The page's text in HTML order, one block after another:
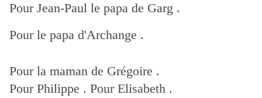
Pour Jean-Paul le papa de Garg .
Pour le papa d'Archange .
Pour la maman de Grégoire .
Pour Philippe . Pour Elisabeth .